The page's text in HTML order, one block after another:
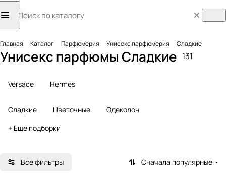
Главная Каталог Парфюмерия Унисекс парфюмерия Сладкие
Унисекс парфюмы Сладкие 131
Versace Hermes
Сладкие Цветочные
Одеколон
+ Еще подборки
Все фильтры Сначала популярные